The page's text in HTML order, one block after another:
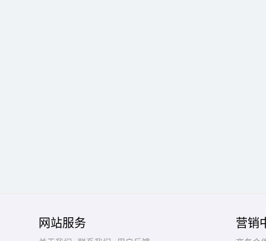
网站服务 营销